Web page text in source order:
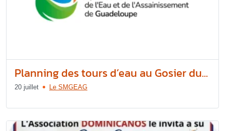
Planning des tours d’eau au Gosier du...
20 juillet Le SMGEAG